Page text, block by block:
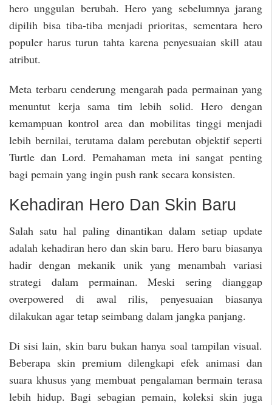
hero unggulan berubah. Hero yang sebelumnya jarang
dipilih bisa tiba-tiba menjadi prioritas, sementara hero
populer harus turun tahta karena penyesuaian skill atau
atribut.
Meta terbaru cenderung mengarah pada permainan yang
menuntut kerja sama tim lebih solid. Hero dengan
kemampuan kontrol area dan mobilitas tinggi menjadi
lebih bernilai, terutama dalam perebutan objektif seperti
Turtle dan Lord. Pemahaman meta ini sangat penting
bagi pemain yang ingin push rank secara konsisten.
Kehadiran Hero Dan Skin Baru
Salah satu hal paling dinantikan dalam setiap update
adalah kehadiran hero dan skin baru. Hero baru biasanya
hadir dengan mekanik unik yang menambah variasi
strategi dalam permainan. Meski sering dianggap
overpowered di awal rilis, penyesuaian biasanya
dilakukan agar tetap seimbang dalam jangka panjang.
Di sisi lain, skin baru bukan hanya soal tampilan visual.
Beberapa skin premium dilengkapi efek animasi dan
suara khusus yang membuat pengalaman bermain terasa
lebih hidup. Bagi sebagian pemain, koleksi skin juga